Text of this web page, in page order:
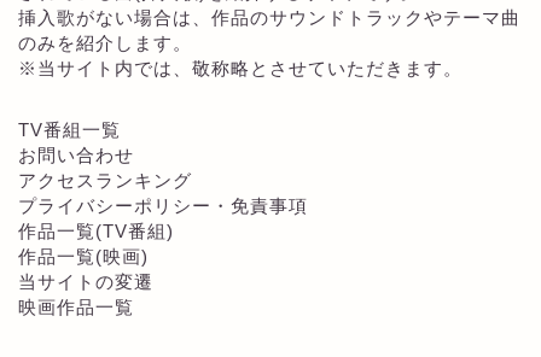
挿入歌がない場合は、作品のサウンドトラックやテーマ曲
のみを紹介します。
※当サイト内では、敬称略とさせていただきます。
TV番組一覧
お問い合わせ
アクセスランキング
プライバシーポリシー・免責事項
作品一覧(TV番組)
作品一覧(映画)
当サイトの変遷
映画作品一覧